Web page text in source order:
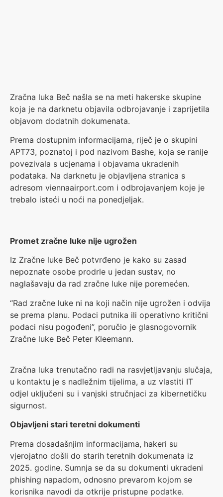
Zračna luka Beč našla se na meti hakerske skupine
koja je na darknetu objavila odbrojavanje i zaprijetila
objavom dodatnih dokumenata.
Prema dostupnim informacijama, riječ je o skupini
APT73, poznatoj i pod nazivom Bashe, koja se ranije
povezivala s ucjenama i objavama ukradenih
podataka. Na darknetu je objavljena stranica s
adresom viennaairport.com i odbrojavanjem koje je
trebalo isteći u noći na ponedjeljak.
Promet zračne luke nije ugrožen
Iz Zračne luke Beč potvrđeno je kako su zasad
nepoznate osobe prodrle u jedan sustav, no
naglašavaju da rad zračne luke nije poremećen.
“Rad zračne luke ni na koji način nije ugrožen i odvija
se prema planu. Podaci putnika ili operativno kritični
podaci nisu pogođeni”, poručio je glasnogovornik
Zračne luke Beč Peter Kleemann.
Zračna luka trenutačno radi na rasvjetljavanju slučaja,
u kontaktu je s nadležnim tijelima, a uz vlastiti IT
odjel uključeni su i vanjski stručnjaci za kibernetičku
sigurnost.
Objavljeni stari teretni dokumenti
Prema dosadašnjim informacijama, hakeri su
vjerojatno došli do starih teretnih dokumenata iz
2025. godine. Sumnja se da su dokumenti ukradeni
phishing napadom, odnosno prevarom kojom se
korisnika navodi da otkrije pristupne podatke.